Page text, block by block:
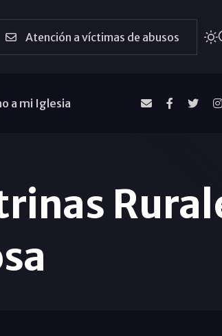
Atención a víctimas de abusos
a mi Iglesia